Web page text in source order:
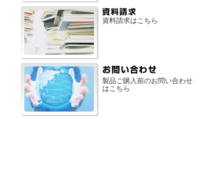
資料請求はこちら
製品ご購入前のお問い合わせ
はこちら